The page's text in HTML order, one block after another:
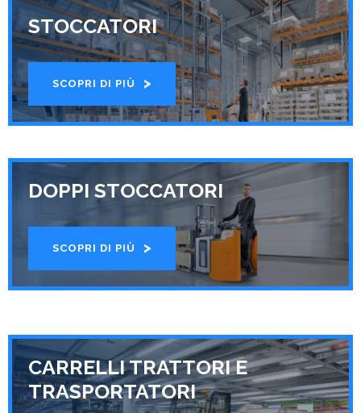
STOCCATORI
SCOPRI DI PIÙ
DOPPI STOCCATORI
SCOPRI DI PIÙ
CARRELLI TRATTORI E
TRASPORTATORI